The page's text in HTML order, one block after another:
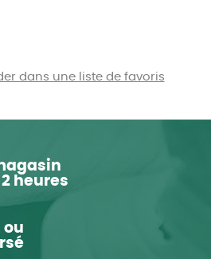
dans une liste de favoris
2 heures
ou